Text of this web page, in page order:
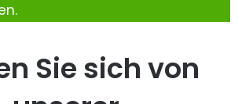
Sie sich von